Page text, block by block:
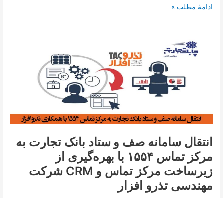
ادامۀ مطلب »
انتقال سامانه صف و ستاد بانک تجارت به
مرکز تماس ۱۵۵۴ با بهره‌گیری از
زیرساخت مرکز تماس و CRM شرکت
مهندسی تذرو افزار
انتقال
سامانه
تماس
۱۵۵۴
بهره‌گیری
از